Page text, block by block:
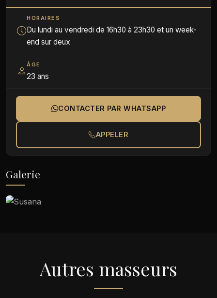
eróticos?
HORAIRES
Du lundi au vendredi de 16h30 à 23h30 et un week-
end sur deux
ÂGE
23 ans
CONTACTER PAR WHATSAPP
APPELER
Galerie
Autres masseurs